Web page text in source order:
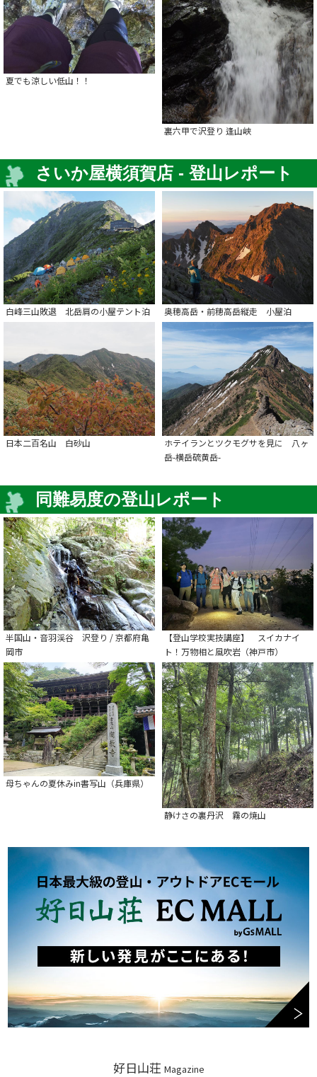
夏でも涼しい低山！！
裏六甲で沢登り 逢山峡
さいか屋横須賀店 - 登山レポート
白峰三山敗退 北岳肩の小屋テント泊 奥穂高岳・前穂高岳縦走 小屋泊
日本二百名山 白砂山
ホテイランとツクモグサを見に 八ヶ
岳-横岳硫黄岳-
同難易度の登山レポート
半国山・音羽渓谷 沢登り / 京都府亀
岡市
【登山学校実技講座】 スイカナイ
ト！万物相と風吹岩（神戸市）
母ちゃんの夏休みin書写山（兵庫県）
静けさの裏丹沢 霧の焼山
好日山荘 Magazine